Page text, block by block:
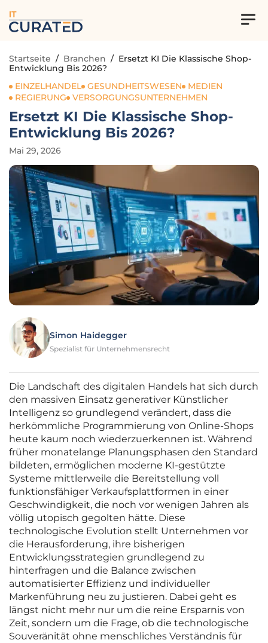
IT
Startseite / Branchen / Ersetzt KI Die Klassische Shop-
Entwicklung Bis 2026?
EINZELHANDEL GESUNDHEITSWESEN
MEDIEN
REGIERUNG
VERSORGUNGSUNTERNEHMEN
Ersetzt KI Die Klassische Shop-
Entwicklung Bis 2026?
Mai 29, 2026
Simon Haidegger
Spezialist für Unternehmensrecht
Die Landschaft des digitalen Handels hat sich durch
den massiven Einsatz generativer Künstlicher
Intelligenz so grundlegend verändert, dass die
herkömmliche Programmierung von Online-Shops
heute kaum noch wiederzuerkennen ist. Während
früher monatelange Planungsphasen den Standard
bildeten, ermöglichen moderne KI-gestützte
Systeme mittlerweile die Bereitstellung voll
funktionsfähiger Verkaufsplattformen in einer
Geschwindigkeit, die noch vor wenigen Jahren als
völlig utopisch gegolten hätte. Diese
technologische Evolution stellt Unternehmen vor
die Herausforderung, ihre bisherigen
Entwicklungsstrategien grundlegend zu
hinterfragen und die Balance zwischen
automatisierter Effizienz und individueller
Markenführung neu zu justieren. Dabei geht es
längst nicht mehr nur um die reine Ersparnis von
Zeit, sondern um die Frage, ob die technologische
Souveränität ohne menschliches Verständnis für